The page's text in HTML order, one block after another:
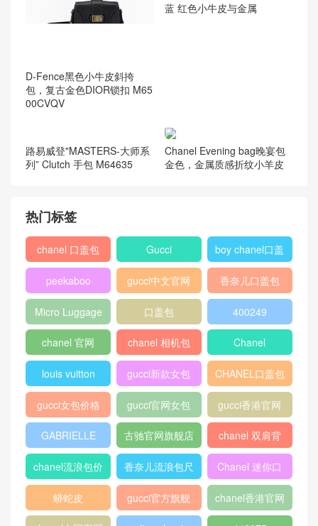
D-Fence黑色小牛皮斜挎
包，复古金色DIOR锁扣 M65
00CVQV
路易威登"MASTERS-大师系
列” Clutch 手包 M64635
Chanel Evening bag晚宴包
金色，金属质感折纹小羊皮
热门标签
chanel 口盖包 Gucci
boy chanel口盖
包
peekaboo gucci中文官网
香奈儿口盖包
2018
Micro Luggage 口盖包 400249
chanel 官网 chanel 相机包 Chanel
louis vuitton gucci新款女包 CHANEL口盖包
gucci女包价格 gucci官网女包 gucci香港官网
GABRIELLE 古驰官网旗舰店
chanel 双肩背